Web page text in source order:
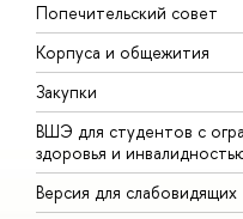
Попечительский совет
Корпуса и общежития
Закупки
ВШЭ для студентов с
здоровья и
Версия для слабовидящих